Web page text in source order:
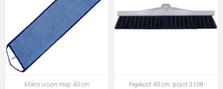
Mikro vision mop 40 cm
Fejekost 40 cm. plast 3108